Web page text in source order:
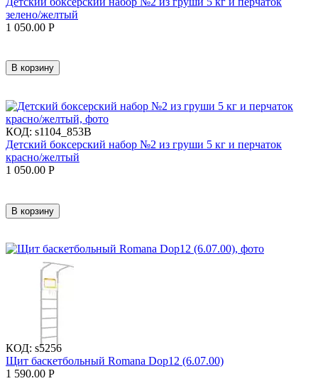
зелено/желтый
1 050.00 Р
В корзину
КОД: s1104_853B
Детский боксерский набор №2 из груши 5 кг и перчаток
красно/желтый
1 050.00 Р
В корзину
КОД: s5256
Щит баскетбольный Romana Dop12 (6.07.00)
1 590.00 Р